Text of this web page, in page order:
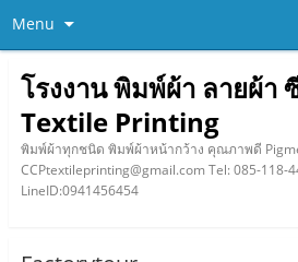
Menu
โรงงาน พิมพ์ผ้า ลายผ้า
Textile Printing
พิมพ์ผ้าทุกชนิด พิมพ์ผ้าหน้ากว้าง คุณภาพดี
CCPtextileprinting@gmail.com Tel: 085-118-
LineID:0941456454